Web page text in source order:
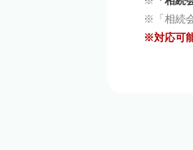
「相
対応可